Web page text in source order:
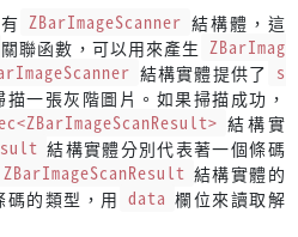
ZBarImageScanner 結構體，這
關聯函數，可以用來產生 ZBarImag
結構實體提供了 s
一張灰階圖片。如果掃描成功，
結構實
結構實體分別代表著一個條碼
ZBarImageScanResult 結構實體的
碼的類型，用 data 欄位來讀取解